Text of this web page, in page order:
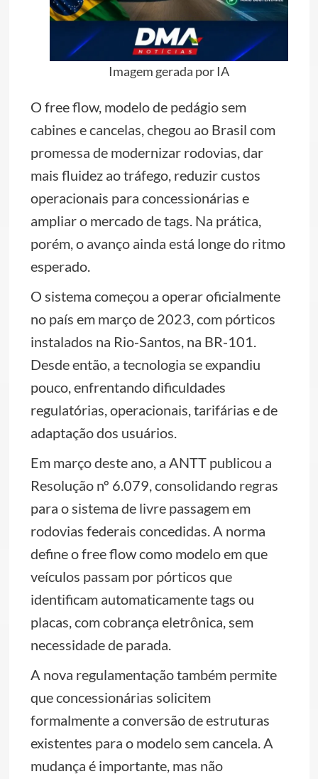
Imagem gerada por IA
O free flow, modelo de pedágio sem
cabines e cancelas, chegou ao Brasil com
promessa de modernizar rodovias, dar
mais fluidez ao tráfego, reduzir custos
operacionais para concessionárias e
ampliar o mercado de tags. Na prática,
porém, o avanço ainda está longe do ritmo
esperado.
O sistema começou a operar oficialmente
no país em março de 2023, com pórticos
instalados na Rio-Santos, na BR-101.
Desde então, a tecnologia se expandiu
pouco, enfrentando dificuldades
regulatórias, operacionais, tarifárias e de
adaptação dos usuários.
Em março deste ano, a ANTT publicou a
Resolução nº 6.079, consolidando regras
para o sistema de livre passagem em
rodovias federais concedidas. A norma
define o free flow como modelo em que
veículos passam por pórticos que
identificam automaticamente tags ou
placas, com cobrança eletrônica, sem
necessidade de parada.
A nova regulamentação também permite
que concessionárias solicitem
formalmente a conversão de estruturas
existentes para o modelo sem cancela. A
mudança é importante, mas não